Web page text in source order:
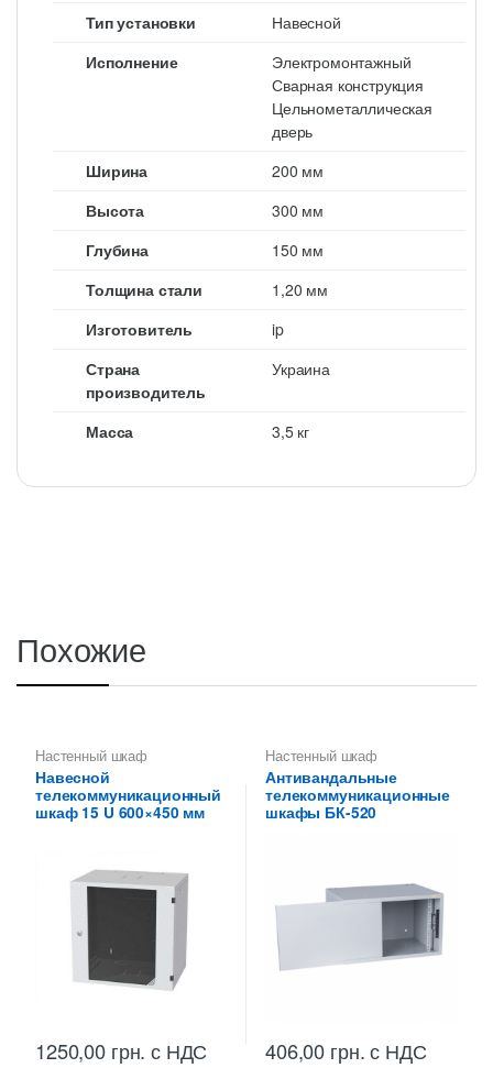
Тип установки
Навесной
Исполнение
Электромонтажный
Сварная конструкция
Цельнометаллическая
дверь
Ширина
200 мм
Высота
300 мм
Глубина
150 мм
Толщина стали
1,20 мм
Изготовитель
ip
Страна
производитель
Украина
Масса 3,5 кг
Похожие
Настенный шкаф
Навесной
телекоммуникационный
шкаф 15 U 600×450 мм
1250,00 грн. с НДС
Настенный шкаф
Антивандальные
телекоммуникационные
шкафы БК-520
406,00 грн.с НДС